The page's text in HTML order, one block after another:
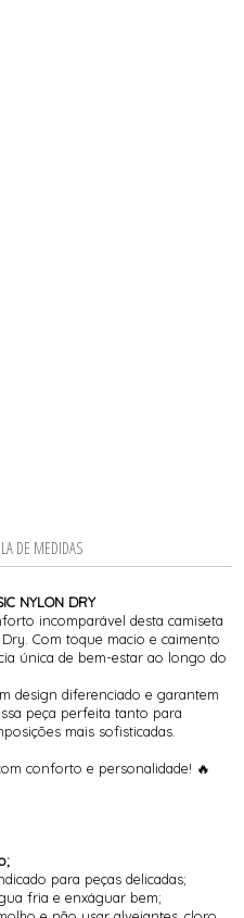
DE MEDIDAS
NYLON DRY
incomparável desta camiseta
Com toque macio e caimento
única de bem-estar ao longo do
design diferenciado e garantem
peça perfeita tanto para
mais sofisticadas.
conforto e personalidade! 🔥
para peças delicadas;
fria e enxáguar bem;